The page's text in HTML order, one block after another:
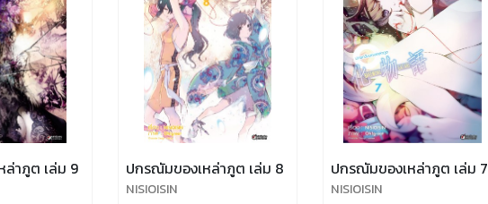
าภูต เล่ม 9 ปกรณัมของเหล่าภูต เล่ม 8
NISIOISIN
ปกรณัมของเหล่าภูต เล่ม 7
NISIOISIN